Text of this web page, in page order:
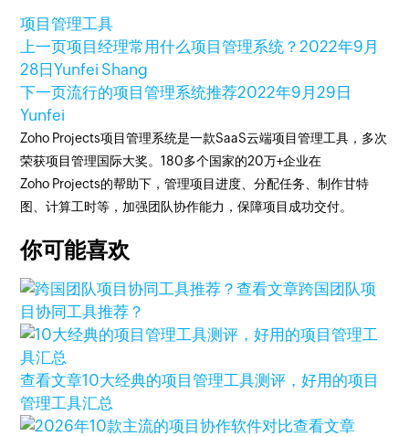
项目管理工具
上一页项目经理常用什么项目管理系统？2022年9月
28日Yunfei Shang
下一页流行的项目管理系统推荐2022年9月29日
Yunfei
Zoho Projects项目管理系统是一款SaaS云端项目管理工具，多次
荣获项目管理国际大奖。180多个国家的20万+企业在
Zoho Projects的帮助下，管理项目进度、分配任务、制作甘特
图、计算工时等，加强团队协作能力，保障项目成功交付。
你可能喜欢
查看文章跨国团队项
目协同工具推荐？
查看文章10大经典的项目管理工具测评，好用的项目
管理工具汇总
查看文章